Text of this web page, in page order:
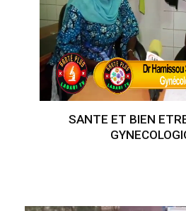
SANTE ET BIEN